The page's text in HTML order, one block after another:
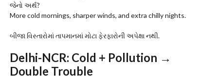
જેનો અર્થ?
More cold mornings, sharper winds, and extra chilly nights.
બીજા વિસ્તારોમાં તાપમાનમાં મોટા ફેરફારોની અપેક્ષા નથી.
Delhi-NCR: Cold + Pollution →
Double Trouble